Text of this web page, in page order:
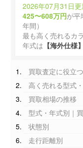
2026年07月31日
425〜608万円が平
年間）
最も高く売れるカ
年式は 【海外仕様
買取査定に役立
高く売れる型式
買取相場の推移
型式・年式別｜
状態別
走行距離別